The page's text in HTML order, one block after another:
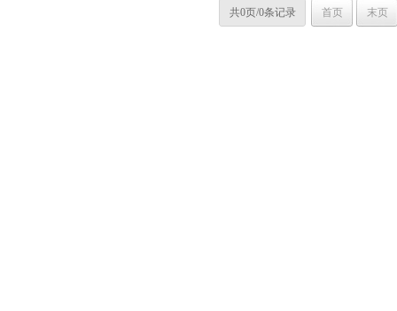
共0页/0条记录 首页 末页